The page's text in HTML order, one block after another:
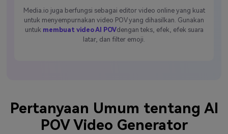
Media.io juga berfungsi sebagai editor video online yang kuat
untuk menyempurnakan video POV yang dihasilkan. Gunakan
untuk membuat video AI POVdengan teks, efek, efek suara
latar, dan filter emoji.
Pertanyaan Umum tentang AI
POV Video Generator